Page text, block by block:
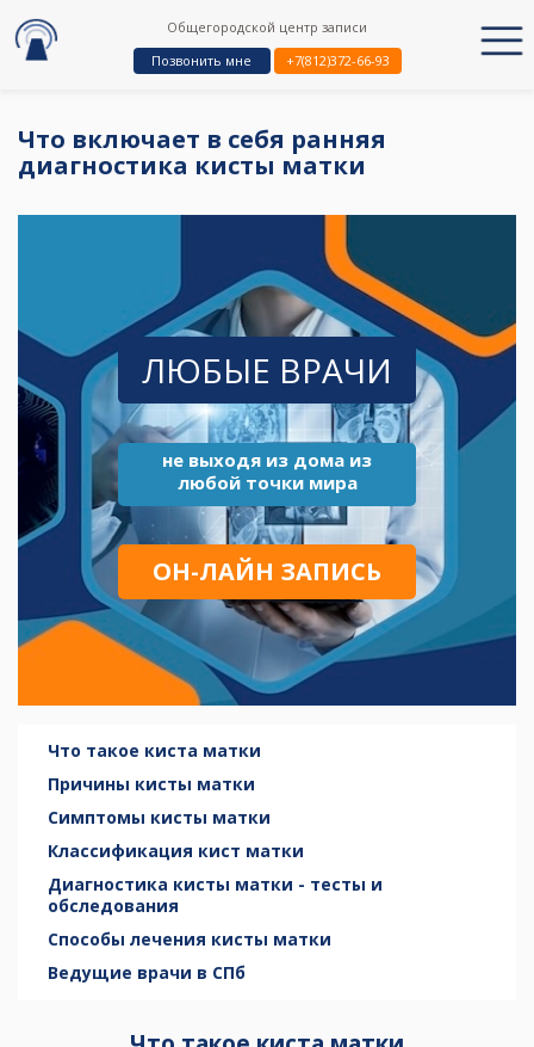
Общегородской центр записи
Позвонить мне
+7(812)372-66-93
Что включает в себя ранняя
диагностика кисты матки
ОН-ЛАЙН ЗАПИСЬ
ЛЮБЫЕ ВРАЧИ
не выходя из дома из
любой точки мира
Что такое киста матки
Причины кисты матки
Симптомы кисты матки
Классификация кист матки
Диагностика кисты матки - тесты и
обследования
Способы лечения кисты матки
Ведущие врачи в СПб